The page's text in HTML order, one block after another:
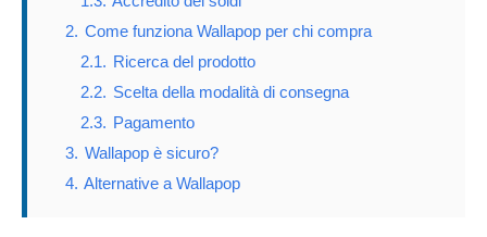
2. Come funziona Wallapop per chi compra
2.1. Ricerca del prodotto
2.2. Scelta della modalità di consegna
2.3. Pagamento
3. Wallapop è sicuro?
4. Alternative a Wallapop